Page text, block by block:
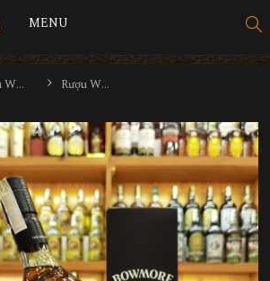
MENU
Rượu Whisky Rượu Whisky Bowmore 12yo Sherry Oak Cask